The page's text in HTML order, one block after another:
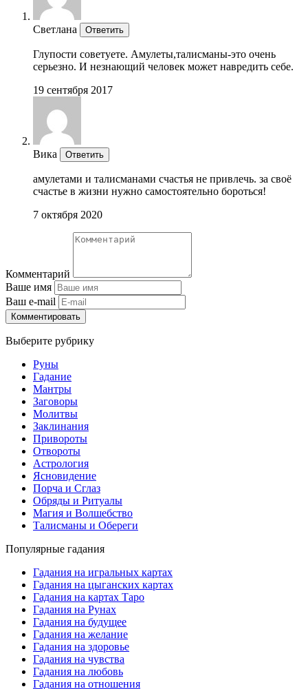
Светлана Ответить
Глупости советуете. Амулеты,талисманы-это очень
серьезно. И незнающий человек может навредить себе.
19 сентября 2017
Вика Ответить
амулетами и талисманами счастья не привлечь. за своё
счастье в жизни нужно самостоятельно бороться!
7 октября 2020
Комментарий
Ваше имя
Ваш e-mail
Комментировать
Выберите рубрику
Руны
Гадание
Мантры
Заговоры
Молитвы
Заклинания
Привороты
Отвороты
Астрология
Ясновидение
Порча и Сглаз
Обряды и Ритуалы
Магия и Волшебство
Талисманы и Обереги
Популярные гадания
Гадания на игральных картах
Гадания на цыганских картах
Гадания на картах Таро
Гадания на Рунах
Гадания на будущее
Гадания на желание
Гадания на здоровье
Гадания на чувства
Гадания на любовь
Гадания на отношения